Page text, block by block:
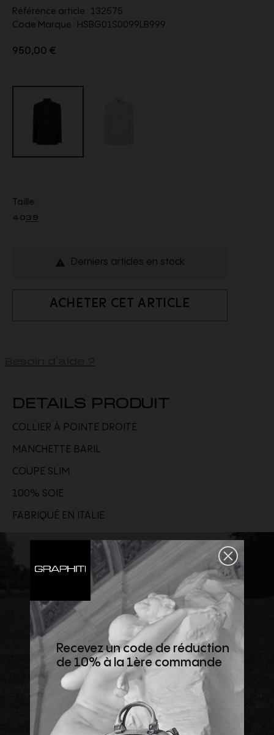
Référence article : 132575
Code Marque : HSBG01S0099LB999
950,00 €
Taille :
4039
 Derniers articles en stock
ACHETER CET ARTICLE
DETAILS PRODUIT
COLLIER À POINTE DROITE
MANCHETTE BARIL
COUPE SLIM
100% SOIE
FABRIQUÉ EN ITALIE
Recevez un code de réduction
de 10% à la 1ère commande